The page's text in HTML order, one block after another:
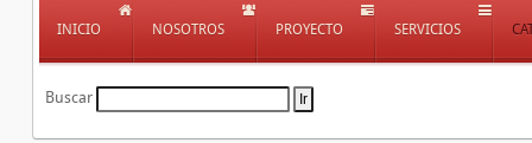
INICIO NOSOTROS PROYECTO SERVICIOS
Buscar